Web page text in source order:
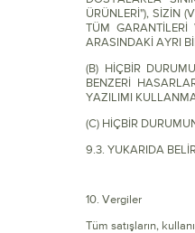
ÜRÜNLERİ"), SİZİN
TÜM
ARASINDAKİ AYRI
(B) HİÇBİR
BENZERİ
YAZILIMI
(C) HİÇBİR
9.3. YUKARIDA
10. Vergiler
Tüm satışların,